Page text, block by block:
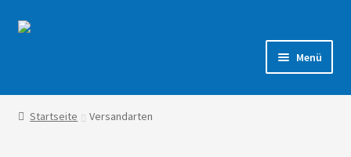
Zur
Zum
Menü
Shop
Startseite Versandarten